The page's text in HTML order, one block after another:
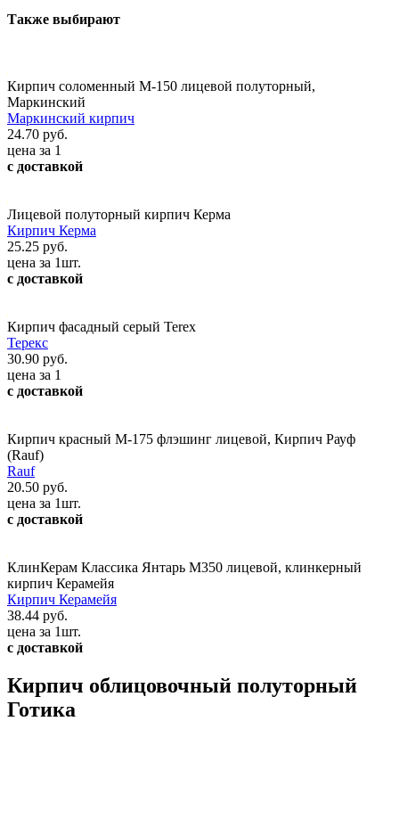
Также выбирают
Кирпич соломенный М-150 лицевой полуторный,
Маркинский
Маркинский кирпич
24.70 руб.
цена за 1
с доставкой
Лицевой полуторный кирпич Керма
Кирпич Керма
25.25 руб.
цена за 1шт.
с доставкой
Кирпич фасадный серый Terex
Терекс
30.90 руб.
цена за 1
с доставкой
Кирпич красный М-175 флэшинг лицевой, Кирпич Рауф
(Rauf)
Rauf
20.50 руб.
цена за 1шт.
с доставкой
КлинКерам Классика Янтарь М350 лицевой, клинкерный
кирпич Керамейя
Кирпич Керамейя
38.44 руб.
цена за 1шт.
с доставкой
Кирпич облицовочный полуторный
Готика